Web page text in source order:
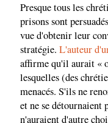
Presque tous les
prisons sont
vue d'obtenir leur
stratégie. L'auteur
affirme qu'il aurait «
lesquelles (des
menacés. S'ils ne
et ne se détournaient
n'auraient d'autre